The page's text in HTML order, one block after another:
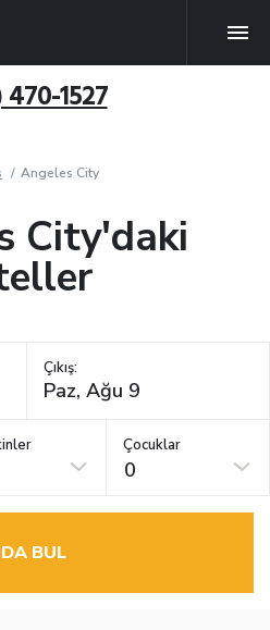
1527
Angeles City
City'daki
Çıkış:
Çocuklar
0
BUL